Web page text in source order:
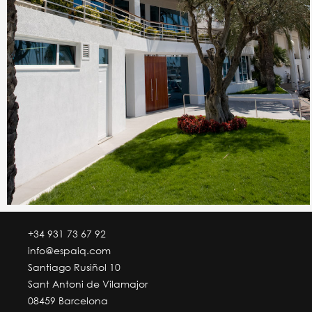
+34 931 73 67 92
info@espaiq.com
Santiago Rusiñol 10
Sant Antoni de Vilamajor
08459 Barcelona